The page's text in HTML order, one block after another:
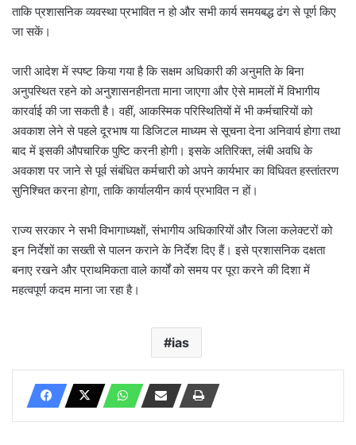
ताकि प्रशासनिक व्यवस्था प्रभावित न हो और सभी कार्य समयबद्ध ढंग से पूर्ण किए
जा सकें।
जारी आदेश में स्पष्ट किया गया है कि सक्षम अधिकारी की अनुमति के बिना
अनुपस्थित रहने को अनुशासनहीनता माना जाएगा और ऐसे मामलों में विभागीय
कारर्वाई की जा सकती है। वहीं, आकस्मिक परिस्थितियों में भी कर्मचारियों को
अवकाश लेने से पहले दूरभाष या डिजिटल माध्यम से सूचना देना अनिवार्य होगा तथा
बाद में इसकी औपचारिक पुष्टि करनी होगी। इसके अतिरिक्त, लंबी अवधि के
अवकाश पर जाने से पूर्व संबंधित कर्मचारी को अपने कार्यभार का विधिवत हस्तांतरण
सुनिश्चित करना होगा, ताकि कार्यालयीन कार्य प्रभावित न हों।
राज्य सरकार ने सभी विभागाध्यक्षों, संभागीय अधिकारियों और जिला कलेक्टरों को
इन निर्देशों का सख्ती से पालन कराने के निर्देश दिए हैं। इसे प्रशासनिक दक्षता
बनाए रखने और प्राथमिकता वाले कार्यों को समय पर पूरा करने की दिशा में
महत्वपूर्ण कदम माना जा रहा है।
ias